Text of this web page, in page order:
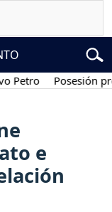
Posesión
e